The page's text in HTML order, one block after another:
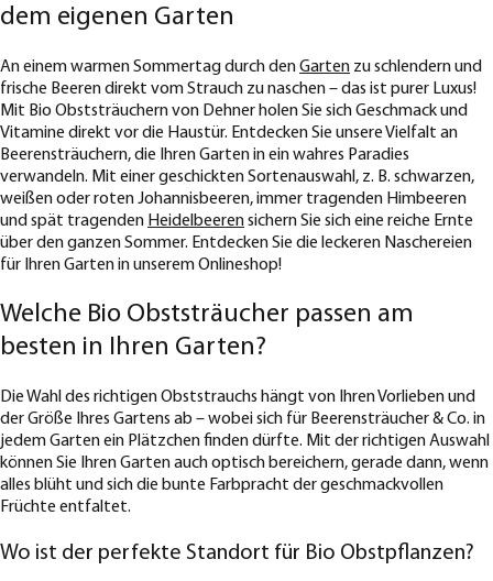
dem eigenen Garten
An einem warmen Sommertag durch denGarten zu schlendern und
frische Beeren direkt vom Strauch zu naschen – das ist purer Luxus!
Mit Bio Obststräuchern von Dehner holen Sie sich Geschmack und
Vitamine direkt vor die Haustür. Entdecken Sie unsere Vielfalt an
Beerensträuchern, die Ihren Garten in ein wahres Paradies
verwandeln. Mit einer geschickten Sortenauswahl, z. B. schwarzen,
weißen oder roten Johannisbeeren, immer tragenden Himbeeren
und spät tragenden Heidelbeerensichern Sie sich eine reiche Ernte
über den ganzen Sommer. Entdecken Sie die leckeren Naschereien
für Ihren Garten in unserem Onlineshop!
Welche Bio Obststräucher passen am
besten in Ihren Garten?
Die Wahl des richtigen Obststrauchs hängt von Ihren Vorlieben und
der Größe Ihres Gartens ab – wobei sich für Beerensträucher & Co. in
jedem Garten ein Plätzchen finden dürfte. Mit der richtigen Auswahl
können Sie Ihren Garten auch optisch bereichern, gerade dann, wenn
alles blüht und sich die bunte Farbpracht der geschmackvollen
Früchte entfaltet.
Wo ist der perfekte Standort für Bio Obstpflanzen?